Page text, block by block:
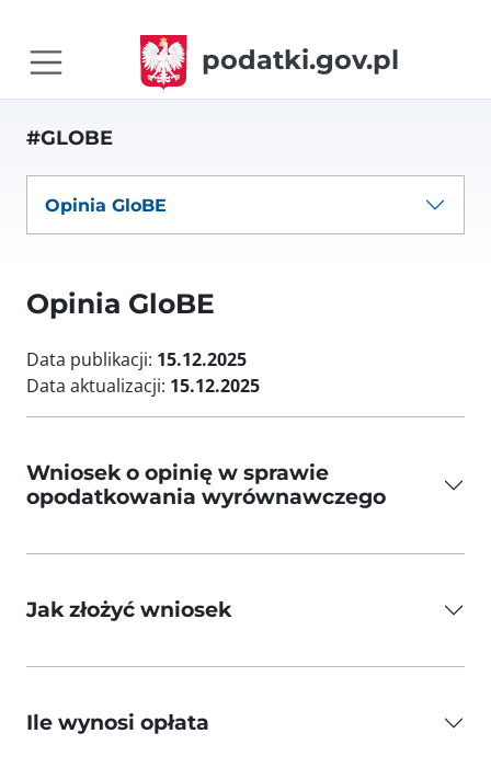
podatki.gov.pl
#GLOBE
Opinia GloBE
Opinia GloBE
Data publikacji: 15.12.2025
Data aktualizacji: 15.12.2025
Wniosek o opinię w sprawie
opodatkowania wyrównawczego
Jak złożyć wniosek
Ile wynosi opłata